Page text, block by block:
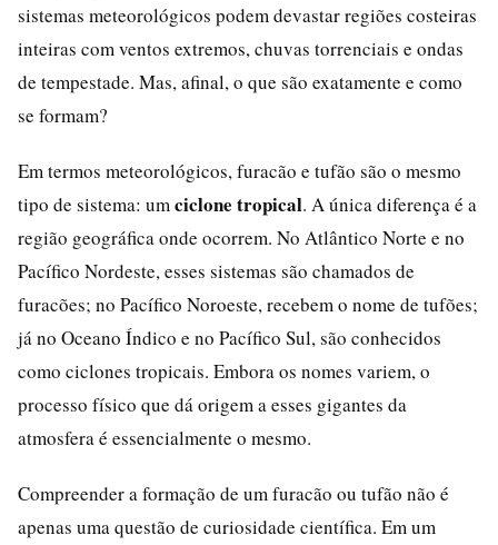
sistemas meteorológicos podem devastar regiões costeiras
inteiras com ventos extremos, chuvas torrenciais e ondas
de tempestade. Mas, afinal, o que são exatamente e como
se formam?
Em termos meteorológicos, furacão e tufão são o mesmo
tipo de sistema: um ciclone tropical. A única diferença é a
região geográfica onde ocorrem. No Atlântico Norte e no
Pacífico Nordeste, esses sistemas são chamados de
furacões; no Pacífico Noroeste, recebem o nome de tufões;
já no Oceano Índico e no Pacífico Sul, são conhecidos
como ciclones tropicais. Embora os nomes variem, o
processo físico que dá origem a esses gigantes da
atmosfera é essencialmente o mesmo.
Compreender a formação de um furacão ou tufão não é
apenas uma questão de curiosidade científica. Em um